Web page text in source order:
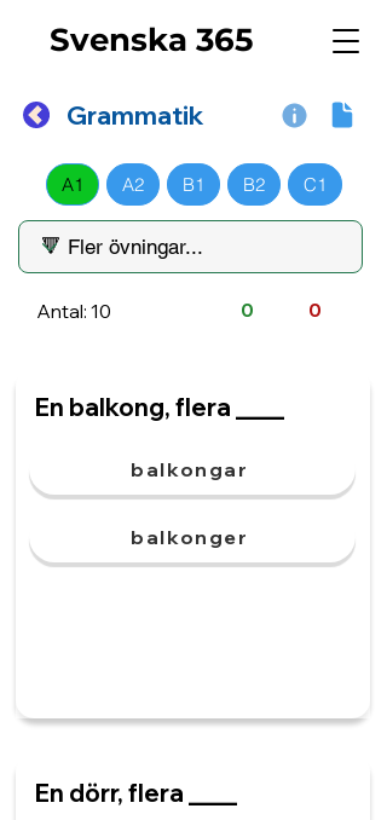
Svenska 365
Grammatik
A1 A2 B1 B2 C1
Antal: 10 0 0
En balkong, flera ____
balkongar
balkonger
En dörr, flera ____